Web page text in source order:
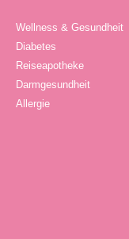
Wellness & Gesundheit
Diabetes
Reiseapotheke
Darmgesundheit
Allergie